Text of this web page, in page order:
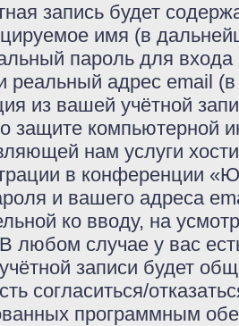
запись будет
имя (в
пароль для
реальный адрес email
из вашей учётной
защите компьютерной
нам услуги
в конференции
и вашего адреса
ко вводу, на
любом случае у вас
записи будет
согласиться/
программным